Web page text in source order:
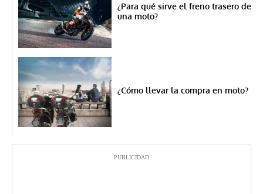
¿Para qué sirve el freno trasero de
una moto?
¿Cómo llevar la compra en moto?
PUBLICIDAD